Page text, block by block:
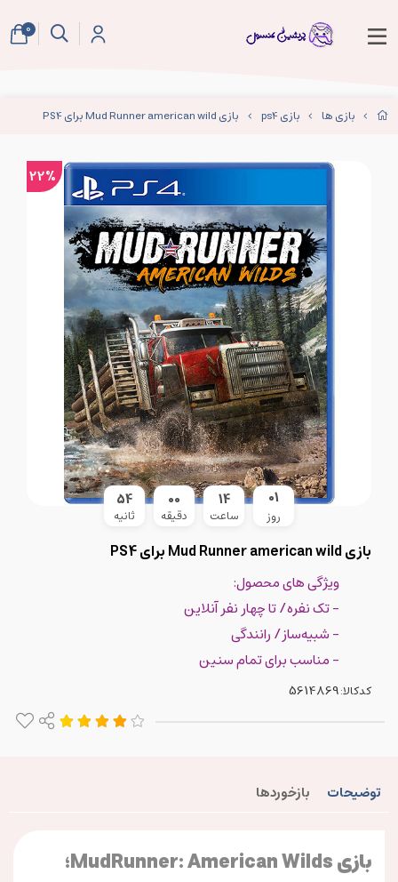
بازی ها بازی ps4 بازی Mud Runner american wild برای PS4
22%
01
روز
14
ساعت
00
دقیقه
53
ثانیه
بازی Mud Runner american wild برای PS4
ویژگی های محصول:
- تک نفره/ تا چهار نفر آنلاین
- شبیه‌ساز/ رانندگی
- مناسب برای تمام سنین
کدکالا:
توضیحات بازخوردها
بازی MudRunner: American Wilds؛
0